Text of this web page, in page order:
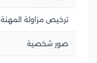
ترخيص مزاولة المهنة
صور شخصية